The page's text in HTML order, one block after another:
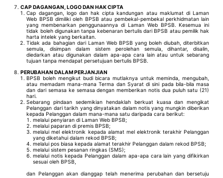
CAP DAGANGAN, LOGO DAN HAK CIPTA
Cap dagangan, logo dan hak cipta kandungan atau maklumat di Laman
Web BPSB dimiliki oleh BPSB atau pembekal-pembekal perkhidmatan lain
yang membenarkan penggunaannya di Laman Web BPSB. Kesemua ini
tidak boleh digunakan tanpa kebenaran bertulis dari BPSB atau pemilik hak
harta intelek yang berkaitan.
Tidak ada bahagian dari Laman Web BPSB yang boleh diubah, diterbitkan
semula, disimpan dalam sistem perolehan semula, dihantar, disalin,
diedarkan atau digunakan dalam apa-apa cara lain atau untuk sebarang
tujuan tanpa mendapat persetujuan bertulis BPSB.
PERUBAHAN DALAM PERJANJIAN
BPSB boleh mengikut budi bicara mutlaknya untuk meminda, mengubah,
atau memadam mana-mana Terma dan Syarat di sini pada bila-bila masa
dan dari semasa ke semasa dengan memberikan notis dua puluh satu (21)
hari.
Sebarang pindaan sedemikian hendaklah berkuat kuasa dan mengikat
Pelanggan dari tarikh yang dinyatakan dalam notis yang mungkin diberikan
kepada Pelanggan dalam mana-mana satu daripada cara berikut:
melalui penyiaran di Laman Web BPSB;
melalui paparan di premis BPSB;
melalui mel elektronik kepada alamat mel elektronik terakhir Pelanggan
yang diketahui dalam rekod BPSB;
melalui pos biasa kepada alamat terakhir Pelanggan dalam rekod BPSB;
melalui sistem pesanan ringkas (SMS);
melalui notis kepada Pelanggan dalam apa-apa cara lain yang difikirkan
sesuai oleh BPSB,
dan Pelanggan akan dianggap telah menerima perubahan dan bersetuju